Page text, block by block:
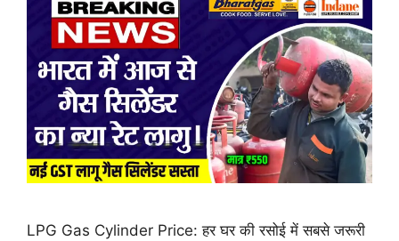
LPG Gas Cylinder Price: हर घर की रसोई में सबसे जरूरी